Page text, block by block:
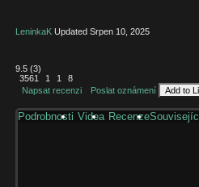
LeninkaK Updated Srpen 10, 2025
9.5 (3)
3561
1 1
8
Napsat recenzi
Poslat oznámení Add to
Podrobnosti Videa Recenze